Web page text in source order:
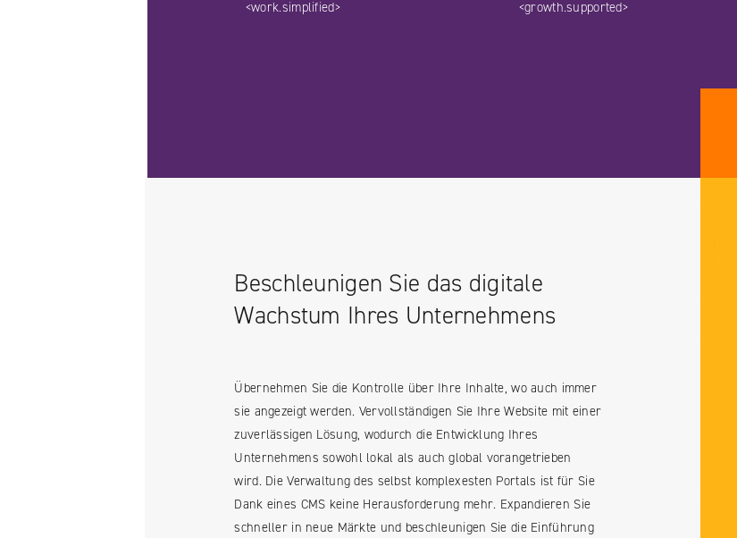
<work.simplified> <growth.supported>
Beschleunigen Sie das digitale
Wachstum Ihres Unternehmens
Übernehmen Sie die Kontrolle über Ihre Inhalte, wo auch immer
sie angezeigt werden. Vervollständigen Sie Ihre Website mit einer
zuverlässigen Lösung, wodurch die Entwicklung Ihres
Unternehmens sowohl lokal als auch global vorangetrieben
wird. Die Verwaltung des selbst komplexesten Portals ist für Sie
Dank eines CMS keine Herausforderung mehr. Expandieren Sie
schneller in neue Märkte und beschleunigen Sie die Einführung